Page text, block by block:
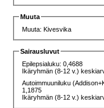
Muuta
Muuta: Kivesvika
Sairausluvut
Epilepsialuku: 0,4688
Ikäryhmän (8-12 v.)
Autoimmuuniluku
1,1875
Ikäryhmän (8-12 v.)